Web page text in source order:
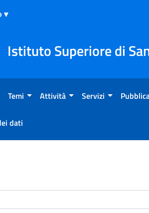
Istituto Superiore di
Temi Attività Servizi
dati
Ricerca - Eventi